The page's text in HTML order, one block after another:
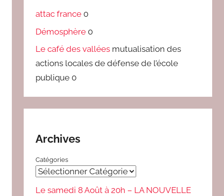
attac france 0
Démosphère 0
Le café des vallées mutualisation des
actions locales de défense de l’école
publique 0
Archives
Catégories
Le samedi 8 Août à 20h – LA NOUVELLE